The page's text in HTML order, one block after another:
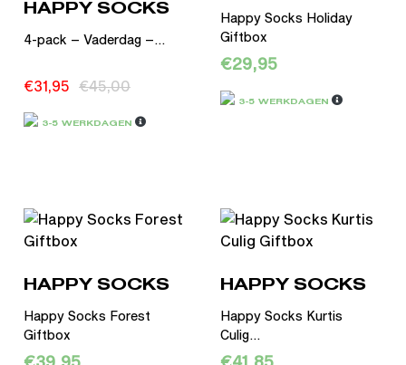
HAPPY SOCKS
4-pack – Vaderdag –...
€31,95 €45,00
3-5 WERKDAGEN
Happy Socks Holiday
Giftbox
€29,95
3-5 WERKDAGEN
HAPPY SOCKS
Happy Socks Forest
Giftbox
HAPPY SOCKS
Happy Socks Kurtis
Culig...